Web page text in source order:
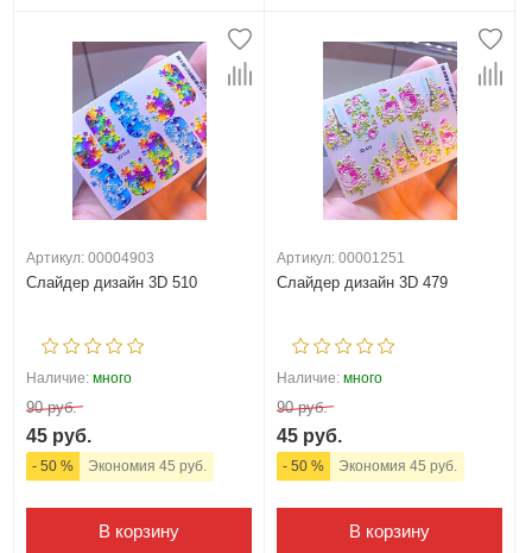
Артикул: 00004903
Слайдер дизайн 3D 510
Наличие: много
90 руб.
45 руб.
- 50 % Экономия 45 руб.
В корзину
Артикул: 00001251
Слайдер дизайн 3D 479
Наличие: много
90 руб.
45 руб.
- 50 % Экономия 45 руб.
В корзину